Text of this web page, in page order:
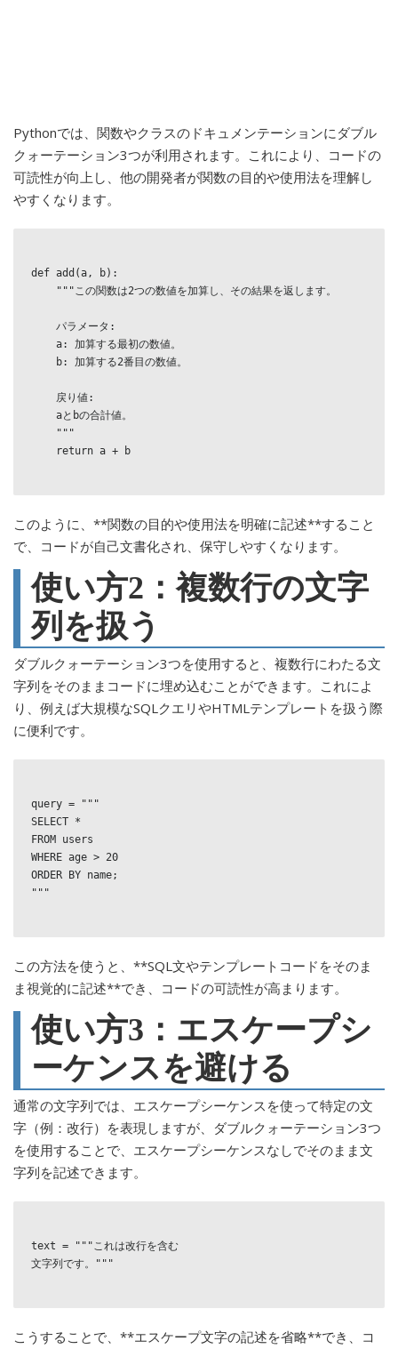
Pythonでは、関数やクラスのドキュメンテーションにダブル
クォーテーション3つが利用されます。これにより、コードの
可読性が向上し、他の開発者が関数の目的や使用法を理解し
やすくなります。
def add(a, b):
このように、**関数の目的や使用法を明確に記述**すること
で、コードが自己文書化され、保守しやすくなります。
使い方2：複数行の文字
列を扱う
ダブルクォーテーション3つを使用すると、複数行にわたる文
字列をそのままコードに埋め込むことができます。これによ
り、例えば大規模なSQLクエリやHTMLテンプレートを扱う際
に便利です。
query = """
SELECT *
FROM users
WHERE age > 20
ORDER BY name;
"""
この方法を使うと、**SQL文やテンプレートコードをそのま
ま視覚的に記述**でき、コードの可読性が高まります。
使い方3：エスケープシ
ーケンスを避ける
通常の文字列では、エスケープシーケンスを使って特定の文
字（例：改行）を表現しますが、ダブルクォーテーション3つ
を使用することで、エスケープシーケンスなしでそのまま文
字列を記述できます。
text = """これは改行を含む
文字列です。"""
こうすることで、**エスケープ文字の記述を省略**でき、コ